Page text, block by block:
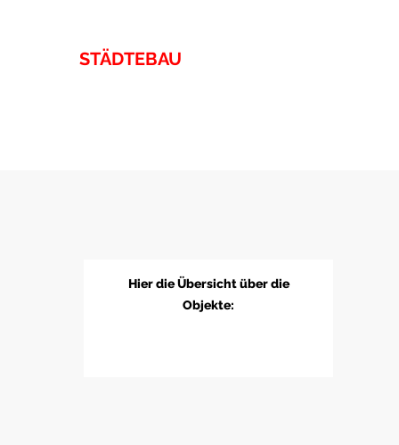
STÄDTEBAU
Hier die Übersicht über die
Objekte: